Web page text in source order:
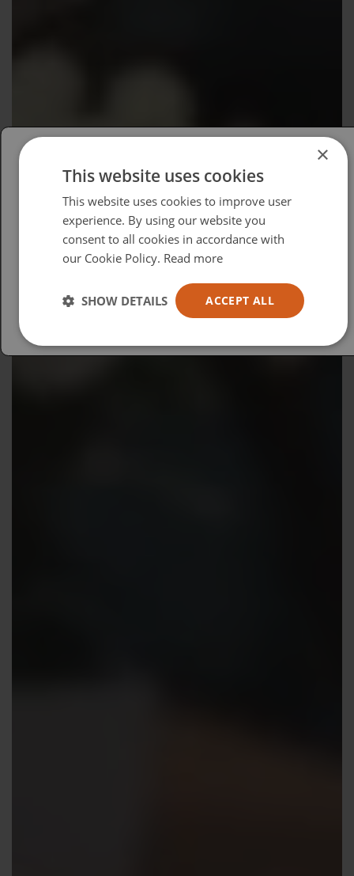
Please select your region/language
British
USA
Español
×
This website uses cookies
This website uses cookies to improve user
experience. By using our website you
consent to all cookies in accordance with
our Cookie Policy. Read more
ACCEPT ALL
SHOW DETAILS